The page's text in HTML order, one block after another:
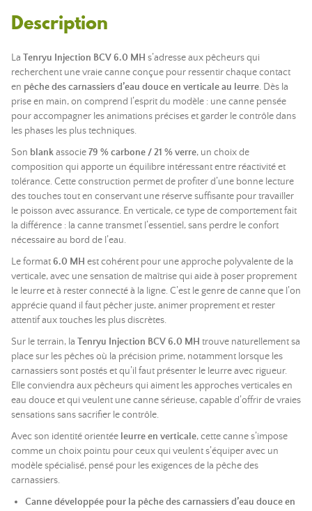
Description
La Tenryu Injection BCV 6.0 MH s’adresse aux pêcheurs qui
recherchent une vraie canne conçue pour ressentir chaque contact
en pêche des carnassiers d’eau douce en verticale au leurre. Dès la
prise en main, on comprend l’esprit du modèle : une canne pensée
pour accompagner les animations précises et garder le contrôle dans
les phases les plus techniques.
Son blankassocie79 % carbone / 21 % verre, un choix de
composition qui apporte un équilibre intéressant entre réactivité et
tolérance. Cette construction permet de profiter d’une bonne lecture
des touches tout en conservant une réserve suffisante pour travailler
le poisson avec assurance. En verticale, ce type de comportement fait
la différence : la canne transmet l’essentiel, sans perdre le confort
nécessaire au bord de l’eau.
Le format6.0 MH est cohérent pour une approche polyvalente de la
verticale, avec une sensation de maîtrise qui aide à poser proprement
le leurre et à rester connecté à la ligne. C’est le genre de canne que l’on
apprécie quand il faut pêcher juste, animer proprement et rester
attentif aux touches les plus discrètes.
Sur le terrain, la Tenryu Injection BCV 6.0 MH trouve naturellement sa
place sur les pêches où la précision prime, notamment lorsque les
carnassiers sont postés et qu’il faut présenter le leurre avec rigueur.
Elle conviendra aux pêcheurs qui aiment les approches verticales en
eau douce et qui veulent une canne sérieuse, capable d’offrir de vraies
sensations sans sacrifier le contrôle.
Avec son identité orientée leurre en verticale, cette canne s’impose
comme un choix pointu pour ceux qui veulent s’équiper avec un
modèle spécialisé, pensé pour les exigences de la pêche des
carnassiers.
Canne développée pour la pêche des carnassiers d’eau douce en